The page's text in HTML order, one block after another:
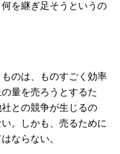
を継ぎ足そうというの
のは、ものすごく効率
量を売ろうとするた
との競争が生じるの
。しかも、売るために
ならない。